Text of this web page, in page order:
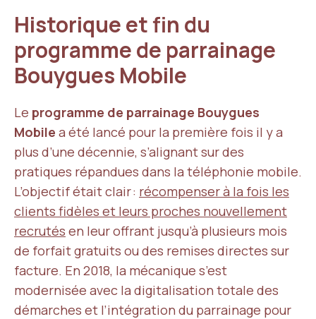
Historique et fin du
programme de parrainage
Bouygues Mobile
Le programme de parrainage Bouygues
Mobile a été lancé pour la première fois il y a
plus d’une décennie, s’alignant sur des
pratiques répandues dans la téléphonie mobile.
L’objectif était clair : récompenser à la fois les
clients fidèles et leurs proches nouvellement
recrutés en leur offrant jusqu’à plusieurs mois
de forfait gratuits ou des remises directes sur
facture. En 2018, la mécanique s’est
modernisée avec la digitalisation totale des
démarches et l’intégration du parrainage pour